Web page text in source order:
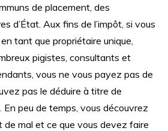
de placement, des
d’État. Aux fins de l’impôt, si vous
tant que propriétaire unique,
pigistes, consultants et
vous ne vous payez pas de
pas le déduire à titre de
En peu de temps, vous découvrez
mal et ce que vous devez faire